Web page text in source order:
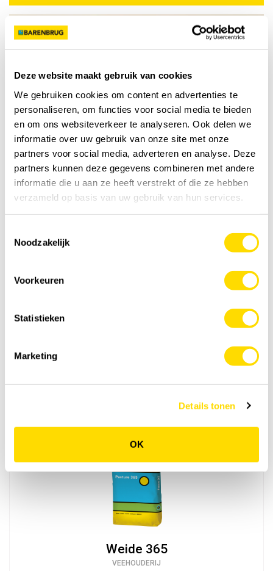
Deze website maakt gebruik van cookies
We gebruiken cookies om content en advertenties te
personaliseren, om functies voor social media te bieden
en om ons websiteverkeer te analyseren. Ook delen we
informatie over uw gebruik van onze site met onze
partners voor social media, adverteren en analyse. Deze
partners kunnen deze gegevens combineren met andere
informatie die u aan ze heeft verstrekt of die ze hebben
verzameld op basis van uw gebruik van hun services.
Noodzakelijk
Voorkeuren
Statistieken
Marketing
Details tonen
OK
YOUTUBE
Bekijk de video
FACEBOOK
Bezoek onze Facebookpage!
Weide 365
VEEHOUDERIJ